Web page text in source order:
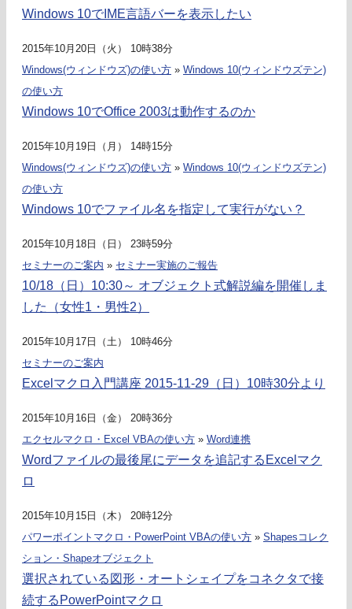
Windows 10でIME言語バーを表示したい
2015年10月20日（火） 10時38分
Windows(ウィンドウズ)の使い方 » Windows 10(ウィンドウズテン)
の使い方
Windows 10でOffice 2003は動作するのか
2015年10月19日（月） 14時15分
Windows(ウィンドウズ)の使い方 » Windows 10(ウィンドウズテン)
の使い方
Windows 10でファイル名を指定して実行がない？
2015年10月18日（日） 23時59分
セミナーのご案内 » セミナー実施のご報告
10/18（日）10:30～ オブジェクト式解説編を開催しま
した（女性1・男性2）
2015年10月17日（土） 10時46分
セミナーのご案内
Excelマクロ入門講座 2015-11-29（日）10時30分より
2015年10月16日（金） 20時36分
エクセルマクロ・Excel VBAの使い方 » Word連携
Wordファイルの最後尾にデータを追記するExcelマク
ロ
2015年10月15日（木） 20時12分
パワーポイントマクロ・PowerPoint VBAの使い方 » Shapesコレク
ション・Shapeオブジェクト
選択されている図形・オートシェイプをコネクタで接
続するPowerPointマクロ